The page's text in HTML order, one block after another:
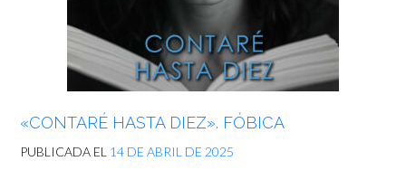
«CONTARÉ HASTA DIEZ». FÓBICA
PUBLICADA EL 14 DE ABRIL DE 2025